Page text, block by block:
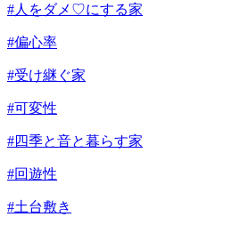
#人をダメ♡にする家
#偏心率
#受け継ぐ家
#可変性
#四季と音と暮らす家
#回遊性
#土台敷き